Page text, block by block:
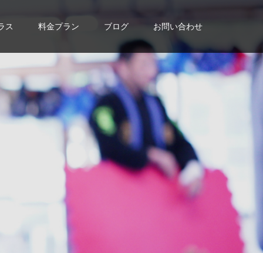
ス 料金プラン ブログ お問い合わせ